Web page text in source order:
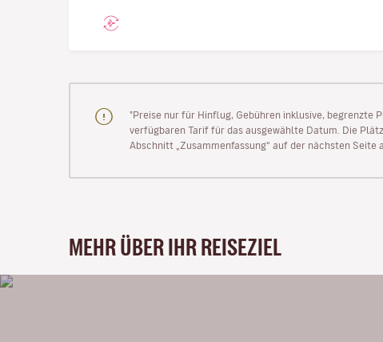
"Preise nur für Hinflug, Gebühren inklusive, begrenzte
verfügbaren Tarif für das ausgewählte Datum. Die
Abschnitt „Zusammenfassung“ auf der nächsten Seite
MEHR ÜBER IHR REISEZIEL